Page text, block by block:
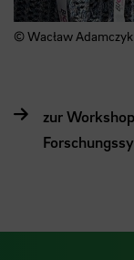
© Wacław Adamczyk
zur